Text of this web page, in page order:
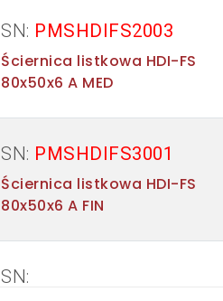
SN: PMSHDIFS2003
Ściernica listkowa HDI-FS
80x50x6 A MED
SN: PMSHDIFS3001
Ściernica listkowa HDI-FS
80x50x6 A FIN
SN: